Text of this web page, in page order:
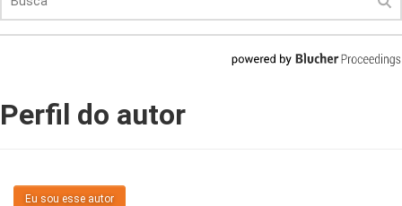
Perfil do autor
Eu sou esse autor